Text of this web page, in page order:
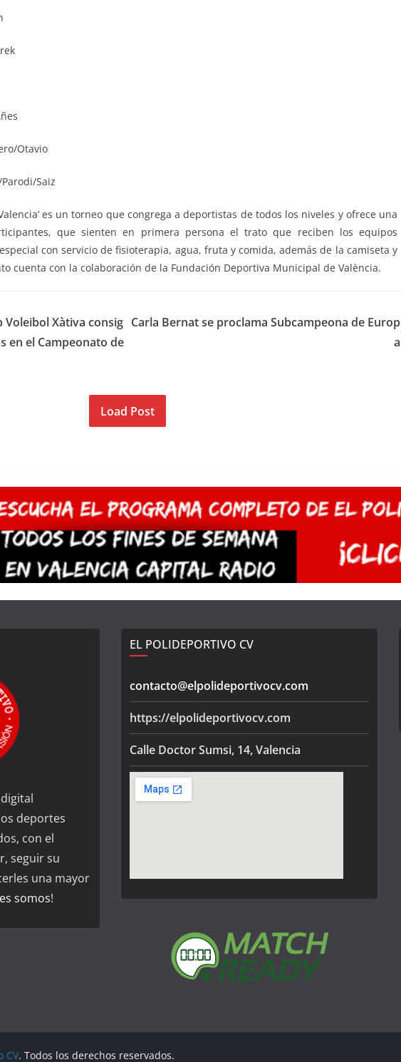
Otavio
Saiz
es un torneo que congrega a deportistas de todos los niveles y ofrece una
que sienten en primera persona el trato que reciben los equipos
con servicio de fisioterapia, agua, fruta y comida, además de la camiseta y
cuenta con la colaboración de la Fundación Deportiva Municipal de València.
Xàtiva consig
en el Campeonato de
Carla Bernat se proclama Subcampeona de Europ
a
Load Post
deportes
con el
seguir su
una mayor
somos!
EL POLIDEPORTIVO CV
contacto@elpolideportivocv.com
https://elpolideportivocv.com
Calle Doctor Sumsi, 14, Valencia
CV. Todos los derechos reservados.